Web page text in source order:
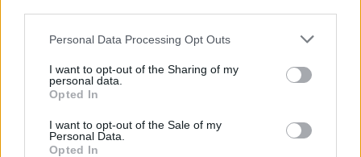
Personal Data Processing Opt Outs
I want to opt-out of the Sharing of my
personal data.
Opted In
I want to opt-out of the Sale of my
Personal Data.
Opted In